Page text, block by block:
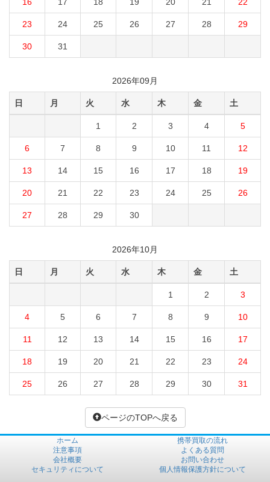
16 17 18 19 20 21 22
23 24 25 26 27 28 29
30 31
2026年09月
日 月 火 水 木 金 土
1 2 3 4 5
6 7 8 9 10 11 12
13 14 15 16 17 18 19
20 21 22 23 24 25 26
27 28 29 30
2026年10月
日 月 火 水 木 金 土
1 2 3
4 5 6 7 8 9 10
11 12 13 14 15 16 17
18 19 20 21 22 23 24
25 26 27 28 29 30 31
ページのTOPへ戻る
ホーム
携帯買取の流れ
注意事項
よくある質問
会社概要
お問い合わせ
セキュリティについて
個人情報保護方針について